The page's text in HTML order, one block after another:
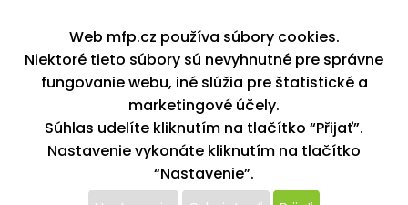
K stiahnutiu
Blog
Kontakt
Kariéra
XML feed
Copyright © 2026, MFP paper s. r. o. | Všetky práva vyhradené
design by MFP
Web mfp.cz používa súbory cookies.
Niektoré tieto súbory sú nevyhnutné pre správne
fungovanie webu, iné slúžia pre štatistické a
marketingové účely.
Súhlas udelíte kliknutím na tlačítko “Přijať”.
Nastavenie vykonáte kliknutím na tlačítko
“Nastavenie”.